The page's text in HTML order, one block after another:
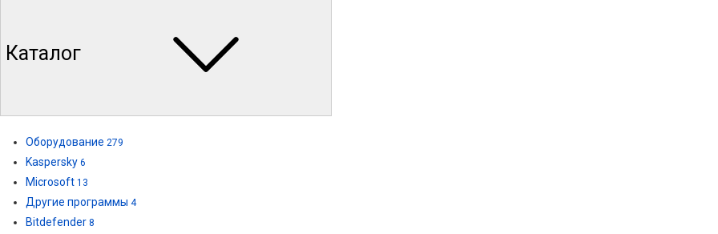
Каталог
Оборудование 279
Kaspersky 6
Microsoft 13
Другие программы 4
Bitdefender 8